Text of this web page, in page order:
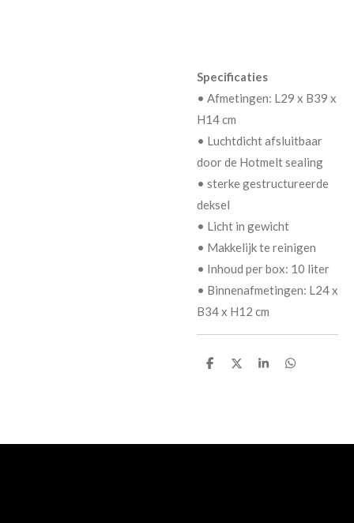
Specificaties
• Afmetingen: L29 x B39 x
H14 cm
• Luchtdicht afsluitbaar
door de Hotmelt sealing
• sterke gestructureerde
deksel
• Licht in gewicht
• Makkelijk te reinigen
• Inhoud per box: 10 liter
• Binnenafmetingen: L24 x
B34 x H12 cm
D
D
S
D